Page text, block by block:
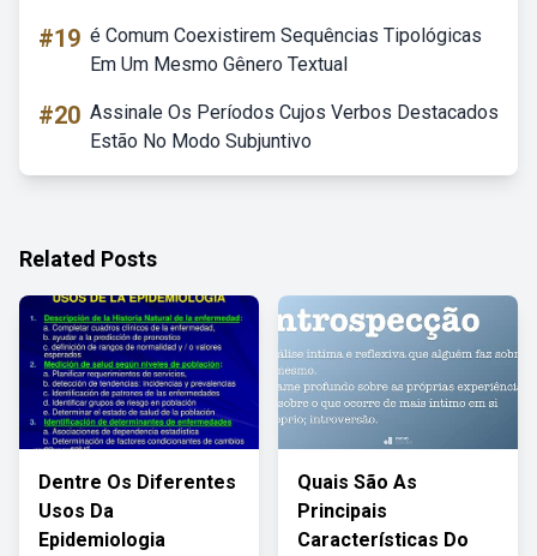
#19 é Comum Coexistirem Sequências Tipológicas
Em Um Mesmo Gênero Textual
#20 Assinale Os Períodos Cujos Verbos Destacados
Estão No Modo Subjuntivo
Related Posts
Dentre Os Diferentes
Usos Da
Epidemiologia
Quais São As
Principais
Características Do